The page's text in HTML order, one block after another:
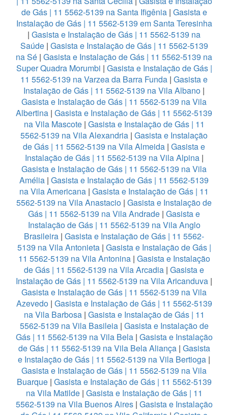
de Gás | 11 5562-5139 na Santa Ifigênia | Gasista e
Instalação de Gás | 11 5562-5139 em Santa Teresinha
| Gasista e Instalação de Gás | 11 5562-5139 na
Saúde| Gasista e Instalação de Gás | 11 5562-5139
na Sé | Gasista e Instalação de Gás | 11 5562-5139 na
Super Quadra Morumbi | Gasista e Instalação de Gás |
11 5562-5139 na Varzea da Barra Funda | Gasista e
Instalação de Gás | 11 5562-5139 na Vila Albano |
Gasista e Instalação de Gás | 11 5562-5139 na Vila
Albertina | Gasista e Instalação de Gás | 11 5562-5139
na Vila Mascote| Gasista e Instalação de Gás | 11
5562-5139 na Vila Alexandria | Gasista e Instalação
de Gás | 11 5562-5139 na Vila Almeida | Gasista e
Instalação de Gás | 11 5562-5139 na Vila Alpina |
Gasista e Instalação de Gás | 11 5562-5139 na Vila
Amélia | Gasista e Instalação de Gás | 11 5562-5139
na Vila Americana | Gasista e Instalação de Gás | 11
5562-5139 na Vila Anastacio | Gasista e Instalação de
Gás | 11 5562-5139 na Vila Andrade | Gasista e
Instalação de Gás | 11 5562-5139 na Vila Anglo
Brasileira | Gasista e Instalação de Gás | 11 5562-
5139 na Vila Antonieta| Gasista e Instalação de Gás |
11 5562-5139 na Vila Antonina| Gasista e Instalação
de Gás | 11 5562-5139 na Vila Arcadia | Gasista e
Instalação de Gás | 11 5562-5139 na Vila Aricanduva |
Gasista e Instalação de Gás | 11 5562-5139 na Vila
Azevedo| Gasista e Instalação de Gás | 11 5562-5139
na Vila Barbosa| Gasista e Instalação de Gás | 11
5562-5139 na Vila Basileia| Gasista e Instalação de
Gás | 11 5562-5139 na Vila Bela| Gasista e Instalação
de Gás | 11 5562-5139 na Vila Bela Aliança| Gasista
e Instalação de Gás | 11 5562-5139 na Vila Bertioga |
Gasista e Instalação de Gás | 11 5562-5139 na Vila
Buarque| Gasista e Instalação de Gás | 11 5562-5139
na Vila Matilde| Gasista e Instalação de Gás | 11
5562-5139 na Vila Buenos Aires| Gasista e Instalação